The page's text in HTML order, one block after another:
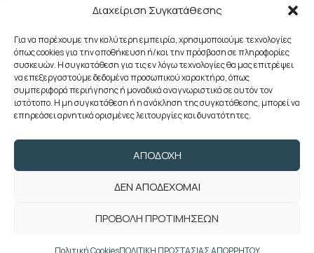
Διαχείριση Συγκατάθεσης
Για να παρέχουμε την καλύτερη εμπειρία, χρησιμοποιούμε τεχνολογίες
όπως cookies για την αποθήκευση ή/και την πρόσβαση σε πληροφορίες
συσκευών. Η συγκατάθεση για τις εν λόγω τεχνολογίες θα μας επιτρέψει
να επεξεργαστούμε δεδομένα προσωπικού χαρακτήρα, όπως
συμπεριφορά περιήγησης ή μοναδικά αναγνωριστικά σε αυτόν τον
ιστότοπο. Η μη συγκατάθεση ή η ανάκληση της συγκατάθεσης, μπορεί να
επηρεάσει αρνητικά ορισμένες λειτουργίες και δυνατότητες.
ΑΠΟΔΟΧΉ
ΔΕΝ ΑΠΟΔΈΧΟΜΑΙ
ΠΡΟΒΟΛΉ ΠΡΟΤΙΜΉΣΕΩΝ
Πολιτική CookiesΠΟΛΙΤΙΚΗ ΠΡΟΣΤΑΣΙΑΣ ΑΠΟΡΡΗΤΟΥ
Λεωχάρους 2 - 6ος Όροφος - Αθήνα
(+30) 210 3622707
(+30) 2103633260
(+30) 2103622783
foroepi@poedoy.gr
επιφύλαξη παντός δικαιώματος. Developed
weblive.gr